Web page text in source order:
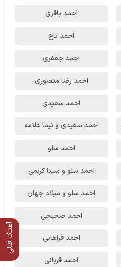
آهنـگ قبلی
احمد باقری
احمد تاج
احمد جعفری
احمد رضا منصوری
احمد سعیدی
احمد سعیدی و نیما علامه
احمد سلو
احمد سلو و سینا کریمی
احمد سلو و میلاد جهان
احمد صحیحی
احمد فراهانی
احمد قربانی